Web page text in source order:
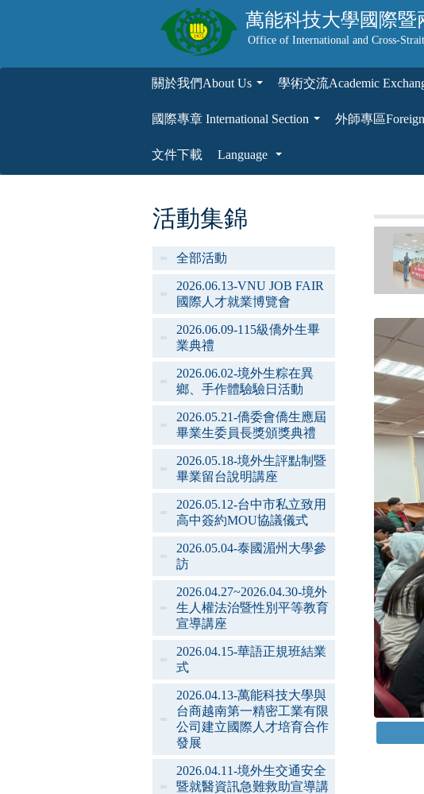
萬能科技大學國際暨
Office of International and Cross-
關於我們About Us 學術交流Academic
國際專章 International Section
外師專區
文件下載
Language
活動集錦
全部活動
2026.06.13-VNU JOB FAIR
國際人才就業博覽會
2026.06.09-115級僑外生畢
業典禮
2026.06.02-境外生粽在異
鄉、手作體驗驗日活動
2026.05.21-僑委會僑生應屆
畢業生委員長獎頒獎典禮
2026.05.18-境外生評點制暨
畢業留台說明講座
2026.05.12-台中市私立致用
高中簽約MOU協議儀式
2026.05.04-泰國湄州大學參
訪
2026.04.27~2026.04.30-境外
生人權法治暨性別平等教育
宣導講座
2026.04.15-華語正規班結業
式
2026.04.13-萬能科技大學與
台商越南第一精密工業有限
公司建立國際人才培育合作
發展
2026.04.11-境外生交通安全
暨就醫資訊急難救助宣導講